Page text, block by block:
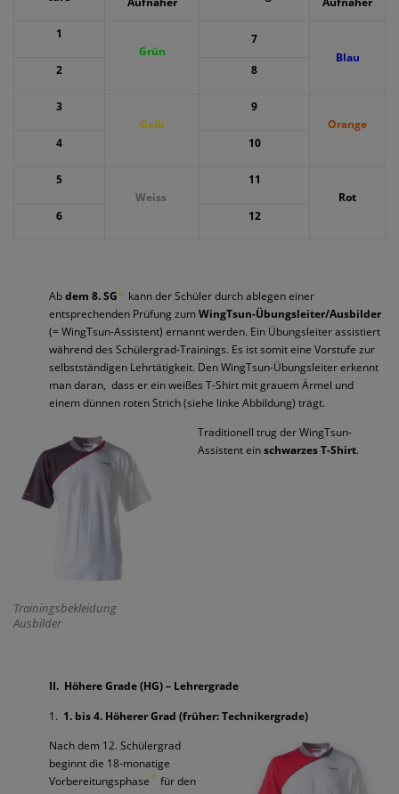
1
Grün
7
Blau
2
8
3
Gelb
9
Orange
4
10
5
Weiss
11
Rot
6
12
Abdem 8. SG 6 kann der Schüler durch ablegen einer
entsprechenden Prüfung zumWingTsun-Übungsleiter/Ausbilder
(= WingTsun-Assistent) ernannt werden. Ein Übungsleiter assistiert
während des Schülergrad-Trainings. Es ist somit eine Vorstufe zur
selbstständigen Lehrtätigkeit. Den WingTsun-Übungsleiter erkennt
man daran, dass er ein weißes T-Shirt mit grauem Ärmel und
einem dünnen roten Strich (siehe linke Abbildung) trägt.
Trainingsbekleidung
Ausbilder
Traditionell trug der WingTsun-
Assistent einschwarzes T-Shirt.
II. Höhere Grade (HG) – Lehrergrade
1. 1. bis 4. Höherer Grad (früher: Technikergrade)
Nach dem 12. Schülergrad
beginnt die 18-monatige
Vorbereitungsphase 7 für den